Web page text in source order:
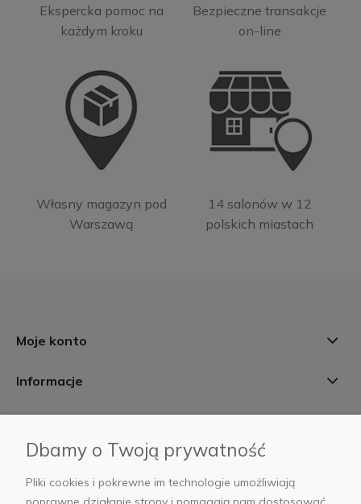
Ekspercka pomoc na
każdym kroku
Bezpieczne transakcje
on-line
Własny magazyn pod
Warszawą
14 salonów w 12
polskich miastach
Moje konto
Informacje
AB Foto
Dbamy o Twoją prywatność
Pliki cookies i pokrewne im technologie umożliwiają